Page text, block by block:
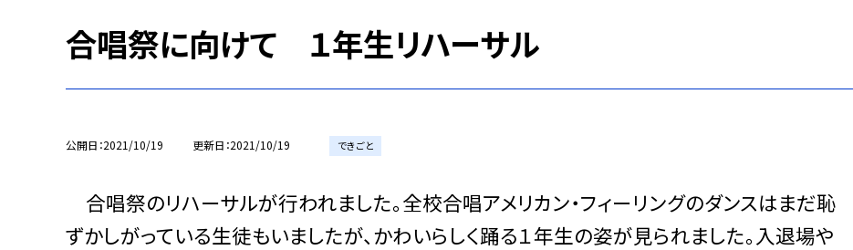
合唱祭に向けて １年生リハーサル
公開日 2021/10/19 更新日 2021/10/19 できごと
合唱祭のリハーサルが行われました。全校合唱アメリカン・フィーリングのダンスはまだ恥
ずかしがっている生徒もいましたが、かわいらしく踊る１年生の姿が見られました。入退場や